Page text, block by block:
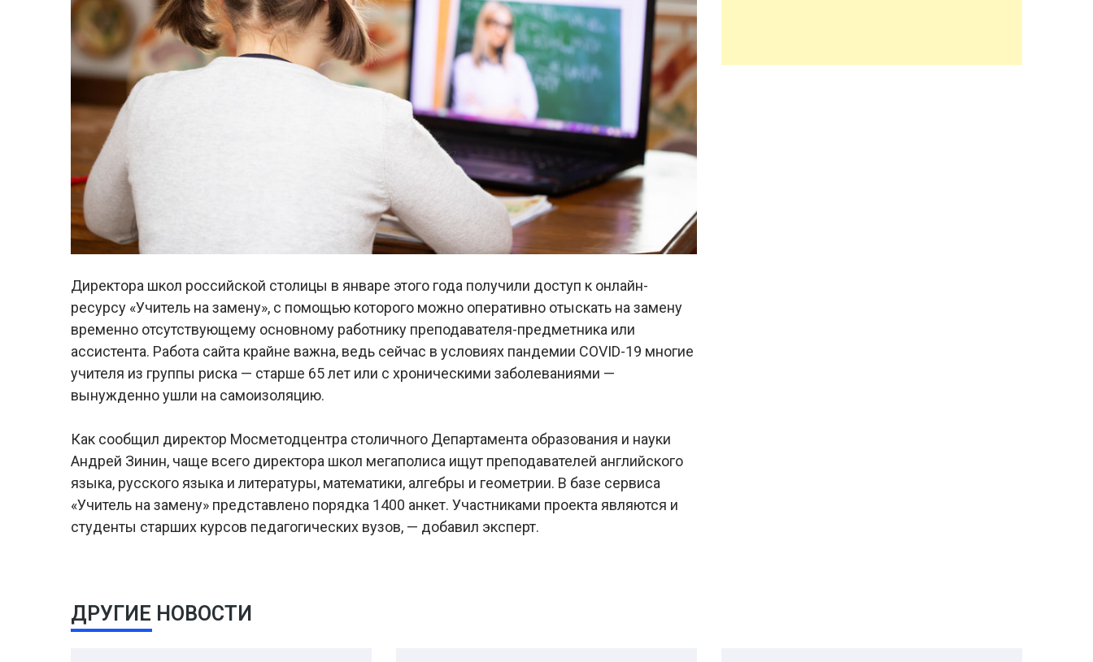
Директора школ российской столицы в январе этого года получили доступ к онлайн-
ресурсу «Учитель на замену», с помощью которого можно оперативно отыскать на замену
временно отсутствующему основному работнику преподавателя-предметника или
ассистента. Работа сайта крайне важна, ведь сейчас в условиях пандемии COVID-19 многие
учителя из группы риска — старше 65 лет или с хроническими заболеваниями —
вынужденно ушли на самоизоляцию.
Как сообщил директор Мосметодцентра столичного Департамента образования и науки
Андрей Зинин, чаще всего директора школ мегаполиса ищут преподавателей английского
языка, русского языка и литературы, математики, алгебры и геометрии. В базе сервиса
«Учитель на замену» представлено порядка 1400 анкет. Участниками проекта являются и
студенты старших курсов педагогических вузов, — добавил эксперт.
ДРУГИЕ НОВОСТИ